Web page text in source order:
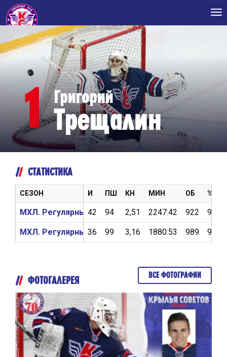
1 Григорий
Трещалин
СТАТИСТИКА
И ПШ КН МИН ОБ %ОБ
42 94 2,51 2247:42 922
36 99 3,16 1880:53 989
СЕЗОН
МХЛ. Регулярный чемпионат 2017/2018
МХЛ. Регулярный чемпионат 2016/2017
ФОТОГАЛЕРЕЯ ВСЕ ФОТОГРАФИИ